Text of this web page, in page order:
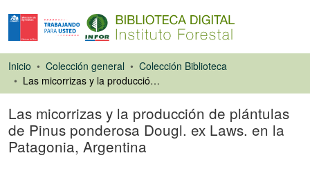
Inicio Colección general
Colección Biblioteca
Las micorrizas y la producción de plántulas de Pinus ponderosa Dougl. ex Laws. en la Patagonia, Argentina
Las micorrizas y la producción de plántulas
de Pinus ponderosa Dougl. ex Laws. en la
Patagonia, Argentina